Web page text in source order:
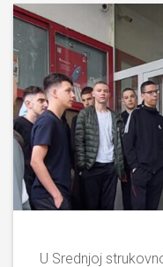
U Srednjoj